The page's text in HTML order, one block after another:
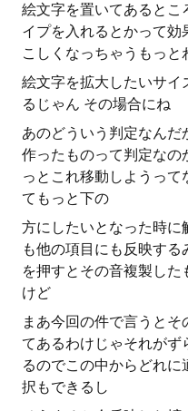
絵文字を置いてあるとこ
イプを入れるとかって
こしくなっちゃうもっと
絵文字を拡大したいサイ
るじゃん その場合にね
あのどういう判定なん
作ったものって判定なの
っとこれ移動しようって
てもっと下の
方にしたいとなった時
も他の項目にも反映す
を押すとその音複製し
けど
まあ今回の件で言うと
てあるわけじゃそれがず
るのでこの中からどれ
択もできるし